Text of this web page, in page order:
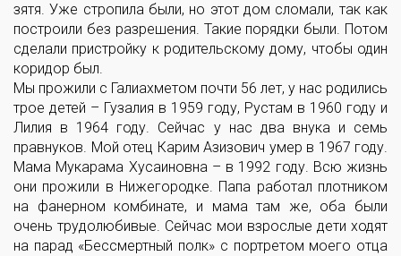
зятя. Уже стропила были, но этот дом сломали, так как
построили без разрешения. Такие порядки были. Потом
сделали пристройку к родительскому дому, чтобы один
коридор был.
Мы прожили с Галиахметом почти 56 лет, у нас родились
трое детей – Гузалия в 1959 году, Рустам в 1960 году и
Лилия в 1964 году. Сейчас у нас два внука и семь
правнуков. Мой отец Карим Азизович умер в 1967 году.
Мама Мукарама Хусаиновна – в 1992 году. Всю жизнь
они прожили в Нижегородке. Папа работал плотником
на фанерном комбинате, и мама там же, оба были
очень трудолюбивые. Сейчас мои взрослые дети ходят
на парад «Бессмертный полк» с портретом моего отца